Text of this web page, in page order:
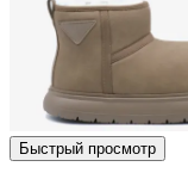
Быстрый просмотр